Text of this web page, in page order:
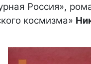
Россия»,
космизма»